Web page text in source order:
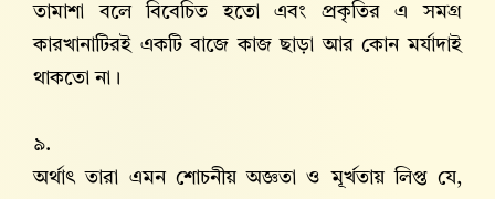
তামাশা বলে বিবেচিত হতো এবং প্রকৃতির এ সমগ্র
কারখানাটিরই একটি বাজে কাজ ছাড়া আর কোন মর্যাদাই
থাকতো না।
৯.
অর্থাৎ তারা এমন শোচনীয় অজ্ঞতা ও মূর্খতায় লিপ্ত যে,